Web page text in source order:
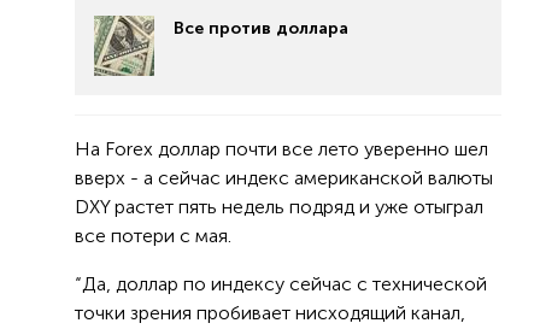
Все против доллара
На Forex доллар почти все лето уверенно шел
вверх - а сейчас индекс американской валюты
DXY растет пять недель подряд и уже отыграл
все потери с мая.
“Да, доллар по индексу сейчас с технической
точки зрения пробивает нисходящий канал,